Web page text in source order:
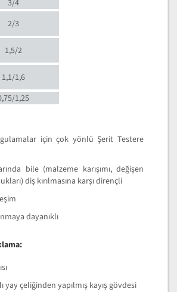
3/4
2/3
1,5/2
1,1/1,6
1,25
için çok yönlü Şerit Testere
bile (malzeme karışımı, değişen
diş kırılmasına karşı dirençli
dayanıklı
yay çeliğinden yapılmış kayış gövdesi